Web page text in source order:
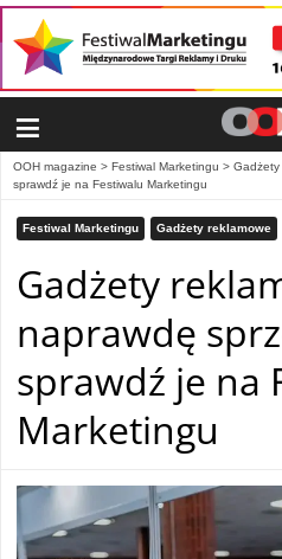
≡
OOH magazine > Festiwal Marketingu > Gadżety
sprawdź je na Festiwalu Marketingu
Festiwal Marketingu Gadżety reklamowe
Gadżety
naprawdę
sprawdź je na
Marketingu